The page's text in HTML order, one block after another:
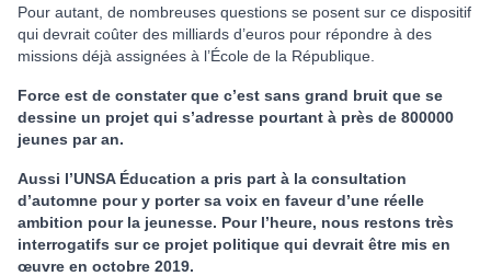
Pour autant, de nombreuses questions se posent sur ce dispositif
qui devrait coûter des milliards d’euros pour répondre à des
missions déjà assignées à l’École de la République.
Force est de constater que c’est sans grand bruit que se
dessine un projet qui s’adresse pourtant à près de 800000
jeunes par an.
Aussi l’UNSA Éducation a pris part à la consultation
d’automne pour y porter sa voix en faveur d’une réelle
ambition pour la jeunesse. Pour l’heure, nous restons très
interrogatifs sur ce projet politique qui devrait être mis en
œuvre en octobre 2019.